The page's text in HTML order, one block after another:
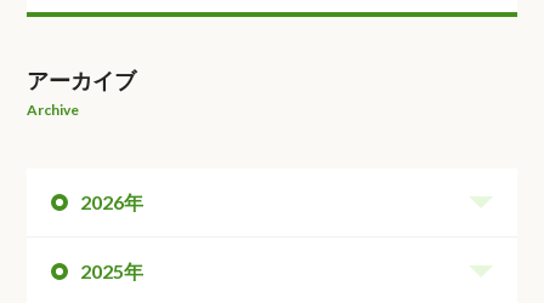
アーカイブ
Archive
2026年
2025年